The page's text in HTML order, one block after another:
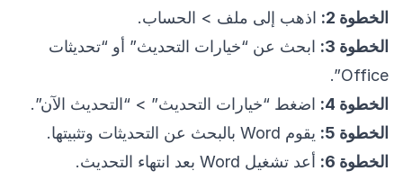
الخطوة 2:
اذهب إلى ملف > الحساب.
الخطوة 3:
ابحث عن “خيارات التحديث” أو “تحديثات
Office”.
الخطوة 4:
اضغط “خيارات التحديث” > “التحديث الآن”.
الخطوة 5:
يقوم Word بالبحث عن التحديثات وتثبيتها.
الخطوة 6:
أعد تشغيل Word بعد انتهاء التحديث.